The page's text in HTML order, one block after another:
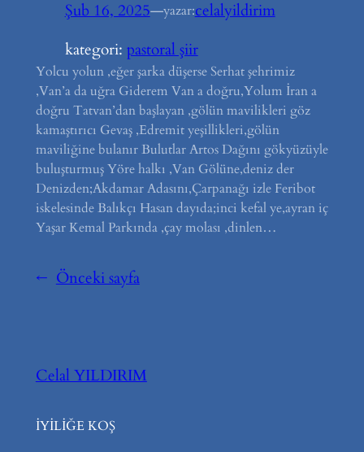
Şub 16, 2025—yazar:celalyildirim
kategori: pastoral şiir
Yolcu yolun ,eğer şarka düşerse Serhat şehrimiz
,Van’a da uğra Giderem Van a doğru,Yolum İran a
doğru Tatvan’dan başlayan ,gölün mavilikleri göz
kamaştırıcı Gevaş ,Edremit yeşillikleri,gölün
maviliğine bulanır Bulutlar Artos Dağını gökyüzüyle
buluşturmuş Yöre halkı ,Van Gölüne,deniz der
Denizden;Akdamar Adasını,Çarpanağı izle Feribot
iskelesinde Balıkçı Hasan dayıda;inci kefal ye,ayran iç
Yaşar Kemal Parkında ,çay molası ,dinlen…
← Önceki sayfa
Celal YILDIRIM
İYİLİĞE KOŞ